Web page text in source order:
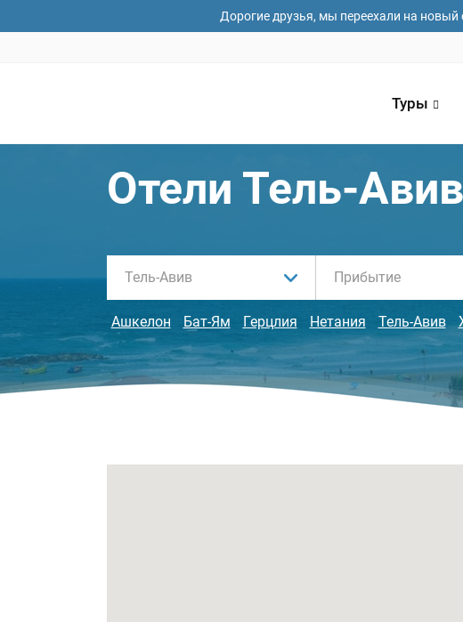
Дорогие друзья, мы переехали на
Туры
Отели Тель-
Тель-Авив
Ашкелон Бат-Ям Герцлия Нетания Тель-Авив